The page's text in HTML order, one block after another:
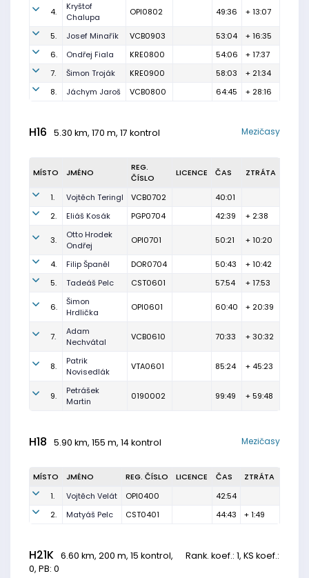
4.
Kryštof
Chalupa
OPI0802 49:36 + 13:07
5. Josef Minařík VCB0903 53:04
+ 16:35
6.
Ondřej Fiala KRE0800 54:06
+ 17:37
7.
Šimon Troják KRE0900 58:03
+ 21:34
8.
Jáchym Jaroš VCB0800 64:45 + 28:16
H16 5.30 km, 170 m, 17 kontrol Mezičasy
MÍSTO JMÉNO
REG.
ČÍSLO
LICENCE ČAS ZTRÁTA
1. Vojtěch Teringl VCB0702
40:01
2.
Eliáš Kosák PGP0704 42:39 + 2:38
3.
Otto Hrodek
Ondřej
OPI0701 50:21 + 10:20
4. Filip Španěl DOR0704 50:43
+ 10:42
5.
Tadeáš Pelc CST0601 57:54 + 17:53
6.
Šimon
Hrdlička
OPI0601 60:40 + 20:39
7.
Adam
Nechvátal
VCB0610 70:33 + 30:32
8.
Patrik
Novisedlák
VTA0601 85:24 + 45:23
9.
Petrášek
Martin
0190002 99:49 + 59:48
H18 5.90 km, 155 m, 14 kontrol Mezičasy
MÍSTO JMÉNO REG. ČÍSLO LICENCE ČAS
ZTRÁTA
1.
Vojtěch Velát OPI0400
42:54
2.
Matyáš Pelc CST0401 44:43 + 1:49
H21K 6.60 km, 200 m, 15 kontrol, Rank. koef.: 1, KS koef.:
0, PB: 0